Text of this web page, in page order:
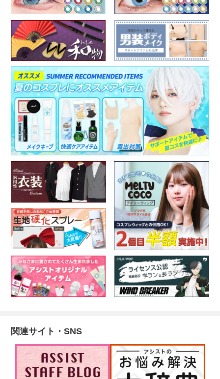
関連サイト・SNS